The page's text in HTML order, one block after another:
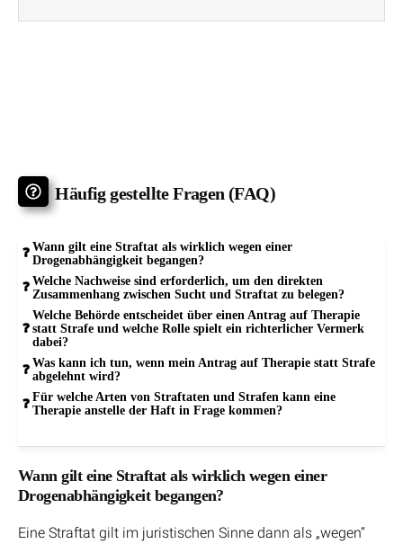
Häufig gestellte Fragen (FAQ)
Wann gilt eine Straftat als wirklich wegen einer
Drogenabhängigkeit begangen?
Welche Nachweise sind erforderlich, um den direkten
Zusammenhang zwischen Sucht und Straftat zu belegen?
Welche Behörde entscheidet über einen Antrag auf Therapie
statt Strafe und welche Rolle spielt ein richterlicher Vermerk
dabei?
Was kann ich tun, wenn mein Antrag auf Therapie statt Strafe
abgelehnt wird?
Für welche Arten von Straftaten und Strafen kann eine
Therapie anstelle der Haft in Frage kommen?
Wann gilt eine Straftat als wirklich wegen einer
Drogenabhängigkeit begangen?
Eine Straftat gilt im juristischen Sinne dann als „wegen“